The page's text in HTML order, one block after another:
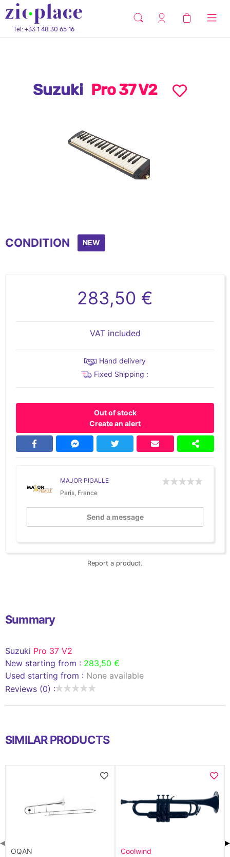
Tel: +33 1 48 30 65 16
Suzuki Pro 37 V2
CONDITION NEW
283,50 €
VAT included
Hand delivery
Fixed Shipping :
Out of stock
Create an alert
MAJOR PIGALLE
Paris, France
Send a message
Report a product.
Summary
Suzuki Pro 37 V2
New starting from : 283,50 €
Used starting from : None available
Reviews (0) :
SIMILAR PRODUCTS
OQAN Coolwind
◀ ▶